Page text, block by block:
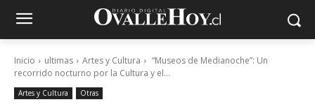
Inicio ultimas Artes y Cultura
“Museos de Medianoche”: Un
recorrido nocturno por la Cultura y el...
Artes y Cultura Otras